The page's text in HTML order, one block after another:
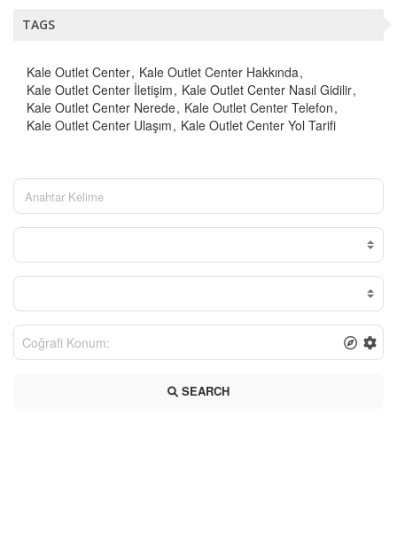
TAGS
Kale Outlet Center Kale Outlet Center Hakkında
Kale Outlet Center İletişim Kale Outlet Center Nasıl Gidilir
Kale Outlet Center Nerede Kale Outlet Center Telefon
Kale Outlet Center Ulaşım Kale Outlet Center Yol Tarifi
SEARCH